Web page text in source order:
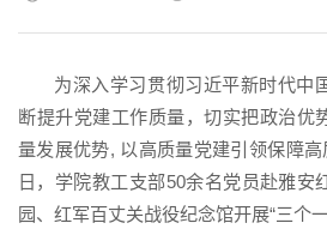
为深入学习贯彻习近平新时代中
断提升党建工作质量，切实把政治优
量发展优势, 以高质量党建引领保障
日，学院教工支部50余名党员赴雅安
园、红军百丈关战役纪念馆开展“三个